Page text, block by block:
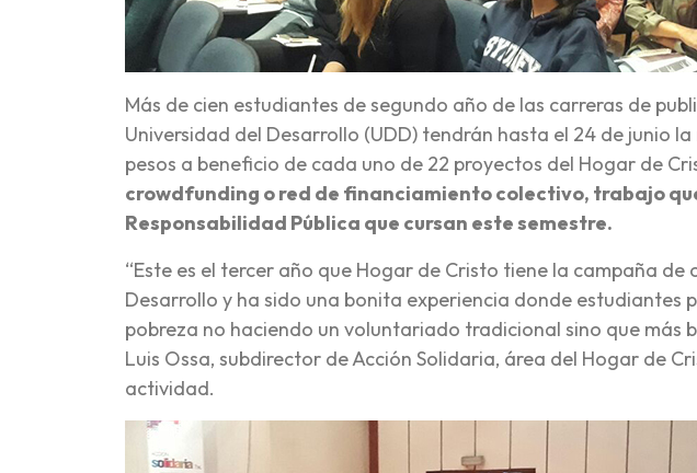
Más de cien estudiantes de segundo año de las carreras de
Universidad del Desarrollo (UDD) tendrán hasta el 24 de junio
pesos a beneficio de cada uno de 22 proyectos del Hogar de
crowdfunding o red de financiamiento colectivo, trabajo
Responsabilidad Pública que cursan este semestre.
“Este es el tercer año que Hogar de Cristo tiene la campaña
Desarrollo y ha sido una bonita experiencia donde estudiantes
pobreza no haciendo un voluntariado tradicional sino que más
Luis Ossa, subdirector de Acción Solidaria, área del Hogar de
actividad.